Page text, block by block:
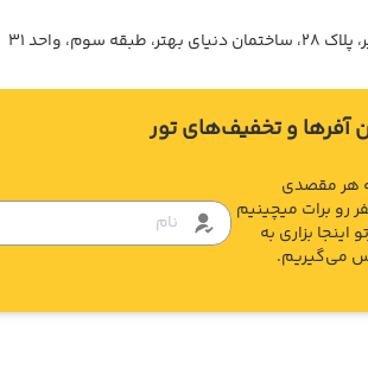
سوم، واحد 31
آفرها و تخفیف‌های تور
هر مقصدی
رو برات میچینیم
اینجا بزاری به
می‌گیریم.